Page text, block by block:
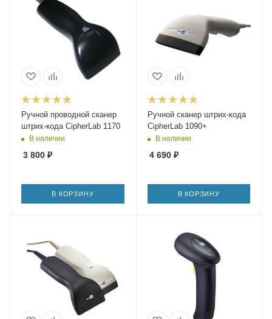
Ручной проводной сканер
штрих-кода CipherLab 1170
В наличии
3 800 ₽
В КОРЗИНУ
Ручной сканер штрих-кода
CipherLab 1090+
В наличии
4 690₽
В КОРЗИНУ